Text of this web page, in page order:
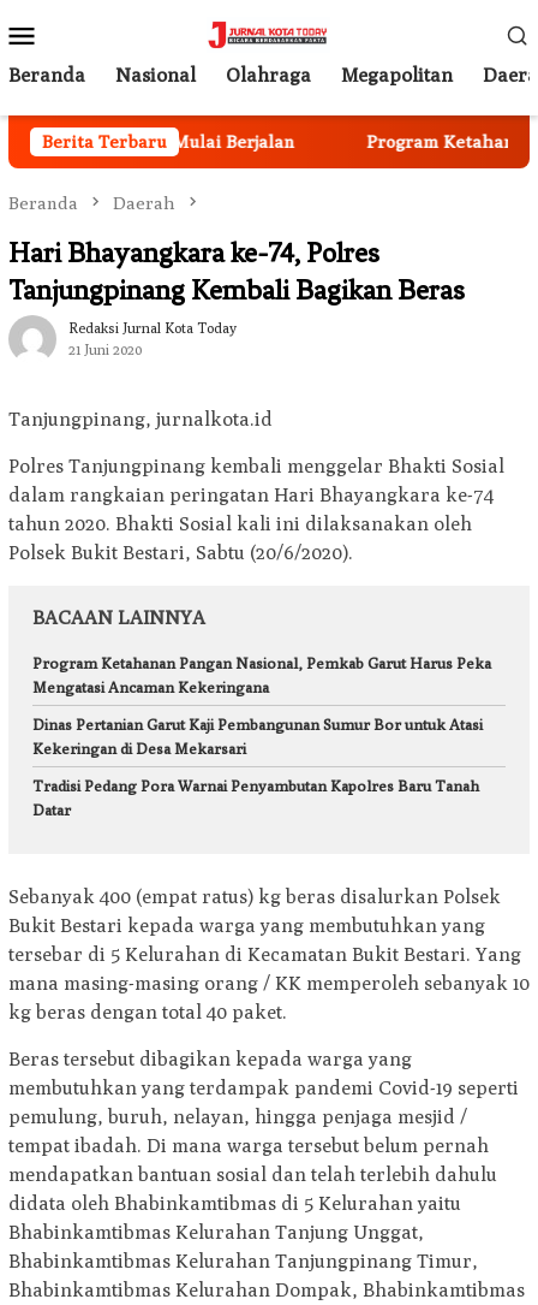
ke
kontenMobile
Beranda Nasional Olahraga Megapolitan
Berita Terbaru
Anggota Mulai Berjalan Program Ketahanan
Beranda Daerah
Hari Bhayangkara ke-74, Polres
Tanjungpinang Kembali Bagikan Beras
Redaksi Jurnal Kota Today
21 Juni 2020
Tanjungpinang, jurnalkota.id
Polres Tanjungpinang kembali menggelar Bhakti Sosial
dalam rangkaian peringatan Hari Bhayangkara ke-74
tahun 2020. Bhakti Sosial kali ini dilaksanakan oleh
Polsek Bukit Bestari, Sabtu (20/6/2020).
BACAAN LAINNYA
Program Ketahanan Pangan Nasional, Pemkab Garut Harus Peka
Mengatasi Ancaman Kekeringana
Dinas Pertanian Garut Kaji Pembangunan Sumur Bor untuk Atasi
Kekeringan di Desa Mekarsari
Tradisi Pedang Pora Warnai Penyambutan Kapolres Baru Tanah
Datar
Sebanyak 400 (empat ratus) kg beras disalurkan Polsek
Bukit Bestari kepada warga yang membutuhkan yang
tersebar di 5 Kelurahan di Kecamatan Bukit Bestari. Yang
mana masing-masing orang / KK memperoleh sebanyak 10
kg beras dengan total 40 paket.
Beras tersebut dibagikan kepada warga yang
membutuhkan yang terdampak pandemi Covid-19 seperti
pemulung, buruh, nelayan, hingga penjaga mesjid /
tempat ibadah. Di mana warga tersebut belum pernah
mendapatkan bantuan sosial dan telah terlebih dahulu
didata oleh Bhabinkamtibmas di 5 Kelurahan yaitu
Bhabinkamtibmas Kelurahan Tanjung Unggat,
Bhabinkamtibmas Kelurahan Tanjungpinang Timur,
Bhabinkamtibmas Kelurahan Dompak, Bhabinkamtibmas